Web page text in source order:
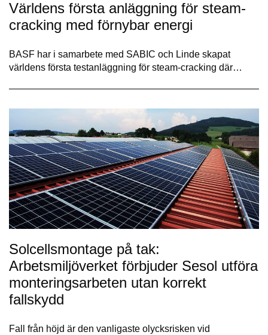
Världens första anläggning för steam-
cracking med förnybar energi
BASF har i samarbete med SABIC och Linde skapat
världens första testanläggning för steam-cracking där…
Solcellsmontage på tak:
Arbetsmiljöverket förbjuder Sesol utföra
monteringsarbeten utan korrekt
fallskydd
Fall från höjd är den vanligaste olycksrisken vid